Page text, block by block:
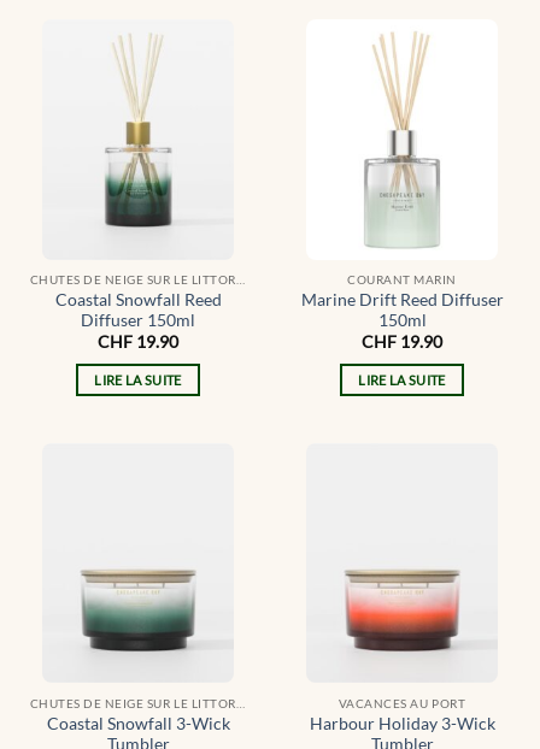
Coastal Snowfall Reed
Diffuser 150ml
CHF 19.90
LIRE LA SUITE
COURANT MARIN
Marine Drift Reed Diffuser
150ml
CHF 19.90
LIRE LA SUITE
Coastal Snowfall 3-Wick
Tumbler
VACANCES AU PORT
Harbour Holiday 3-Wick
Tumbler